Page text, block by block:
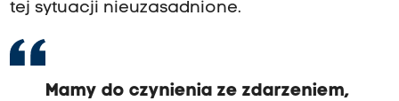
tej sytuacji nieuzasadnione.
Mamy do czynienia ze zdarzeniem,